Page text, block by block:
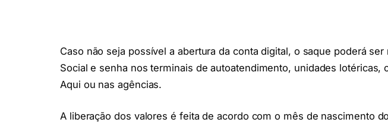
Caso não seja possível a abertura da conta digital, o saque poderá ser
Social e senha nos terminais de autoatendimento, unidades lotéricas,
Aqui ou nas agências.
A liberação dos valores é feita de acordo com o mês de nascimento